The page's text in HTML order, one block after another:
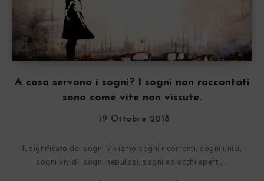
A cosa servono i sogni? I sogni non raccontati
sono come vite non vissute.
19 Ottobre 2018
Il significato dei sogni Viviamo sogni ricorrenti, sogni unici,
sogni vividi, sogni nebulosi, sogni ad occhi aperti,…